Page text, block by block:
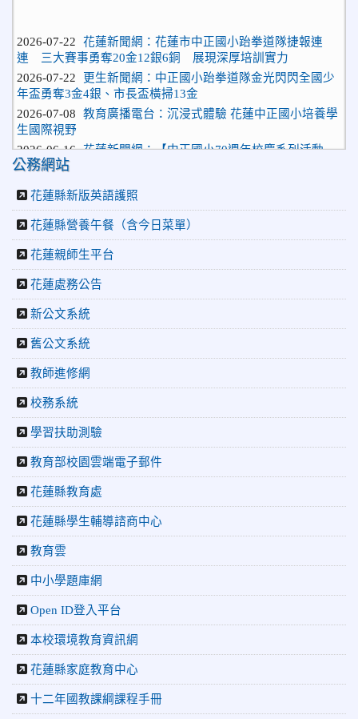
連 三大賽事勇奪20金12銀6銅 展現深厚培訓實力
2026-07-22 更生新聞網：中正國小跆拳道隊金光閃閃全國少
年盃勇奪3金4銀、市長盃橫掃13金
2026-07-08 教育廣播電台：沉浸式體驗 花蓮中正國小培養學
生國際視野
2026-06-16
「游藝飛揚」晚會登場】 師生家長齊聚一堂 共譜「時光樂
章．經典再現」
2026-06-16 更生新聞網：中正國小創校70週年「游藝飛揚」
才藝晚會登場
2026-06-10 教育廣播電台：揮別童年迎向青春 中正國小畢業
師生自製畢業歌曲
2026-06-10 教育廣播電台：尋覓歷史記憶 花蓮中正國小社團
體驗闖關探索歷史
2026-04-30 讓愛閃閃發光！中正國小「小老闆大市集」愛心
捐助光復國小
2026-07-22 花蓮新聞網：花蓮市中正國小跆拳道隊捷報連
連 三大賽事勇奪20金12銀6銅 展現深厚培訓實力
2026-07-22 更生新聞網：中正國小跆拳道隊金光閃閃全國少
年盃勇奪3金4銀、市長盃橫掃13金
2026-07-08
生國際視野
2026-06-16 花蓮新聞網：【中正國小70週年校慶系列活動
「游藝飛揚」晚會登場】 師生家長齊聚一堂 共譜「時光樂
2026-06-16 更生新聞網：中正國小創校70週年「游藝飛揚」
才藝晚會登場
2026-06-10 教育廣播電台：揮別童年迎向青春 中正國小畢業
師生自製畢業歌曲
2026-06-10 教育廣播電台：尋覓歷史記憶 花蓮中正國小社團
體驗闖關探索歷史
讓愛閃閃發光！中正國小「小老闆大市集」愛心
捐助光復國小
公務網站
花蓮縣新版英語護照
花蓮縣營養午餐（含今日菜單）
花蓮親師生平台
花蓮處務公告
新公文系統
舊公文系統
教師進修網
校務系統
學習扶助測驗
教育部校園雲端電子郵件
花蓮縣教育處
花蓮縣學生輔導諮商中心
教育雲
中小學題庫網
Open ID登入平台
本校環境教育資訊網
花蓮縣家庭教育中心
十二年國教課綱課程手冊